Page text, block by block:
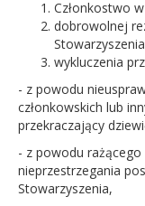
Członkostwo
dobrowolnej
wykluczenia
- z powodu
członkowskich lub
przekraczający
- z powodu
nieprzestrzegania
Stowarzyszenia,